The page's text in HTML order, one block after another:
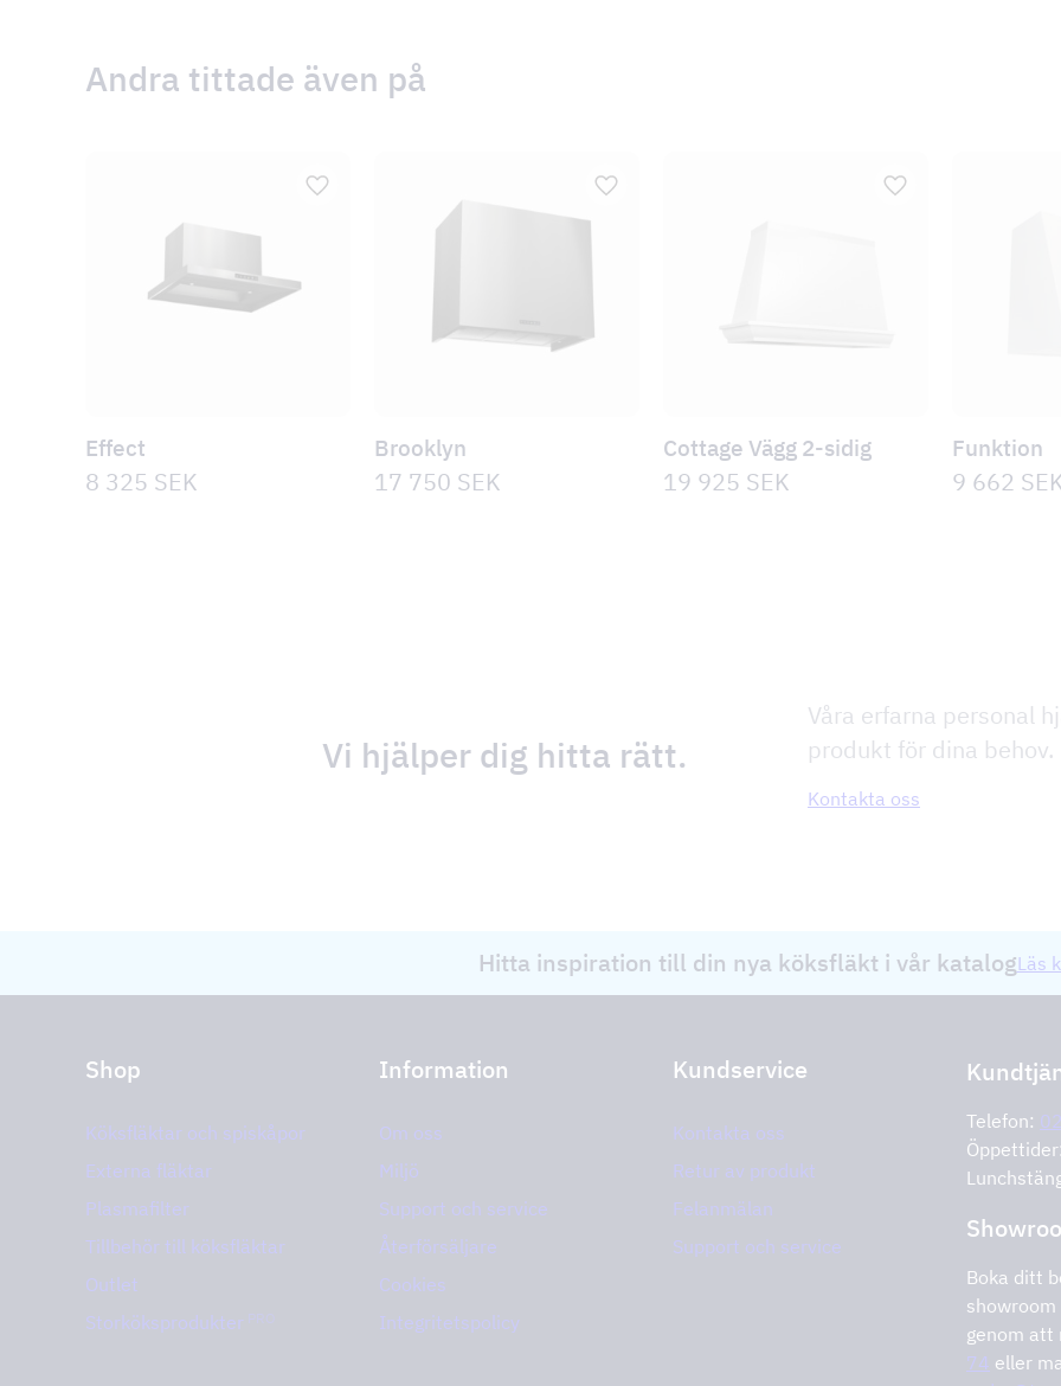
Andra tittade även på
Effect
8 325 SEK
Brooklyn
17 750 SEK
Cottage Vägg 2-sidig
19 925 SEK
Funktion
9 662
Vi hjälper dig hitta rätt.
Våra erfarna personal
produkt för dina behov.
Kontakta oss
Hitta inspiration till din nya köksfläkt i vår katalogLäs
Shop
Köksfläktar och spiskåpor
Externa fläktar
Plasmafilter
Tillbehör till köksfläktar
Outlet
Storköksprodukter
Information
Om oss
Miljö
Support och service
Återförsäljare
Cookies
Integritetspolicy
Kundservice
Kontakta oss
Retur av produkt
Felanmälan
Support och service
Telefon:
Boka ditt
showroom
genom att
74 eller